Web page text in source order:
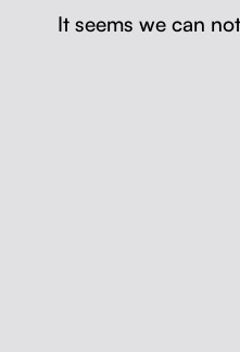
It seems we can